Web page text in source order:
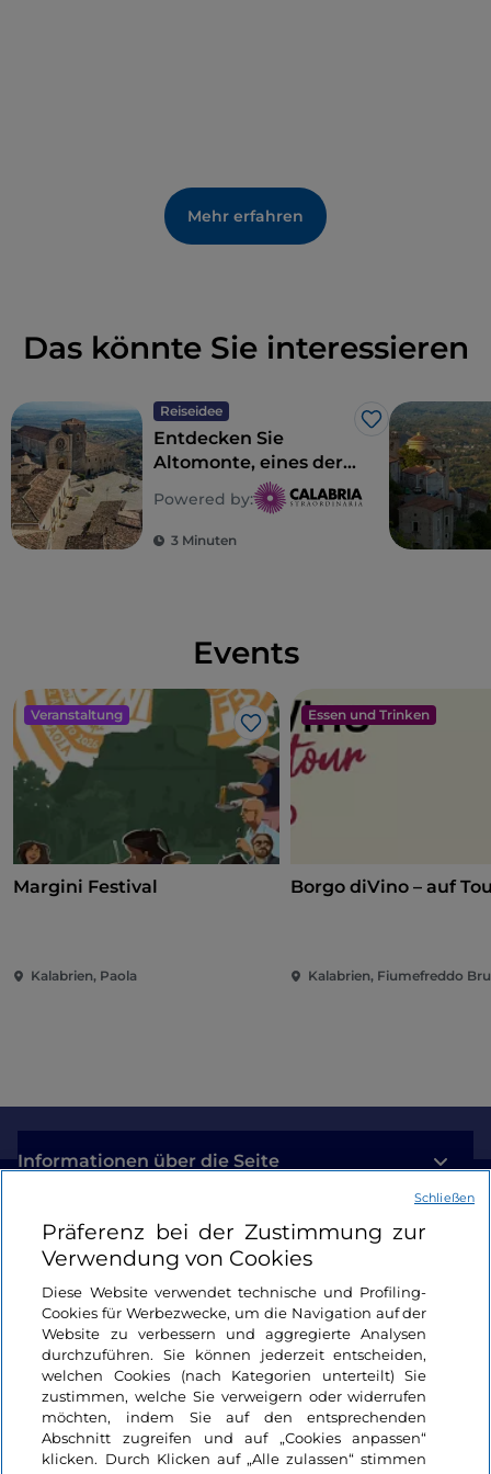
Mehr erfahren
Das könnte Sie interessieren
Reiseidee
Like
Entdecken Sie
Altomonte, eines der
schönsten Dörfer
Italiens
Powered by:
3 Minuten
Events
Veranstaltung
Like
Margini Festival
Kalabrien, Paola
Essen und Trinken
Borgo diVino – auf
Kalabrien, Fiumefreddo
Informationen über die Seite
Nützliche Links
Login
Bleiben wir in Kontakt
Präferenz bei der Zustimmung zur
Verwendung von Cookies
Diese Website verwendet technische und Profiling-
Cookies für Werbezwecke, um die Navigation auf der
Website zu verbessern und aggregierte Analysen
durchzuführen. Sie können jederzeit entscheiden,
welchen Cookies (nach Kategorien unterteilt) Sie
zustimmen, welche Sie verweigern oder widerrufen
möchten, indem Sie auf den entsprechenden
Abschnitt zugreifen und auf „Cookies anpassen“
klicken. Durch Klicken auf „Alle zulassen“ stimmen
Schließen